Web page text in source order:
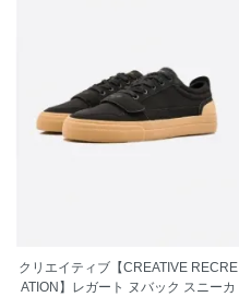
クリエイティブ【CREATIVE RECRE
ATION】レガート ヌバック スニーカ